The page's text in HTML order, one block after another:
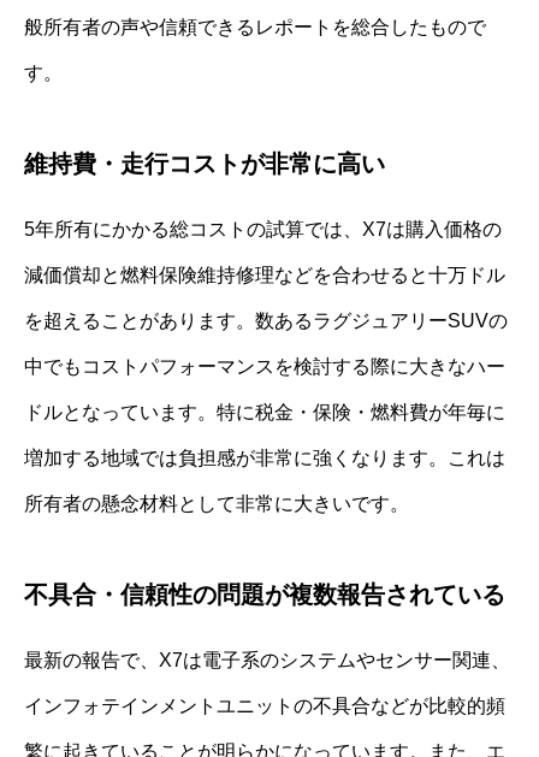
般所有者の声や信頼できるレポートを総合したもので
す。
維持費・走行コストが非常に高い
5年所有にかかる総コストの試算では、X7は購入価格の
減価償却と燃料保険維持修理などを合わせると十万ドル
を超えることがあります。数あるラグジュアリーSUVの
中でもコストパフォーマンスを検討する際に大きなハー
ドルとなっています。特に税金・保険・燃料費が年毎に
増加する地域では負担感が非常に強くなります。これは
所有者の懸念材料として非常に大きいです。
不具合・信頼性の問題が複数報告されている
最新の報告で、X7は電子系のシステムやセンサー関連、
インフォテインメントユニットの不具合などが比較的頻
繁に起きていることが明らかになっています。また、エ